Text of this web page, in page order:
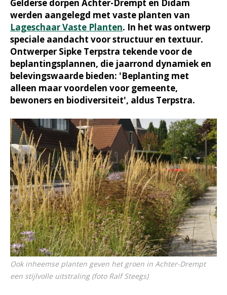
Gelderse dorpen Achter-Drempt en Didam
werden aangelegd met vaste planten van
Lageschaar Vaste Planten. In het was ontwerp
speciale aandacht voor structuur en textuur.
Ontwerper Sipke Terpstra tekende voor de
beplantingsplannen, die jaarrond dynamiek en
belevingswaarde bieden: 'Beplanting met
alleen maar voordelen voor gemeente,
bewoners en biodiversiteit', aldus Terpstra.
Ook inheemse planten geven het groen in Achter-Drempt
een stijlvolle uitstraling (foto Ralf Steegs)